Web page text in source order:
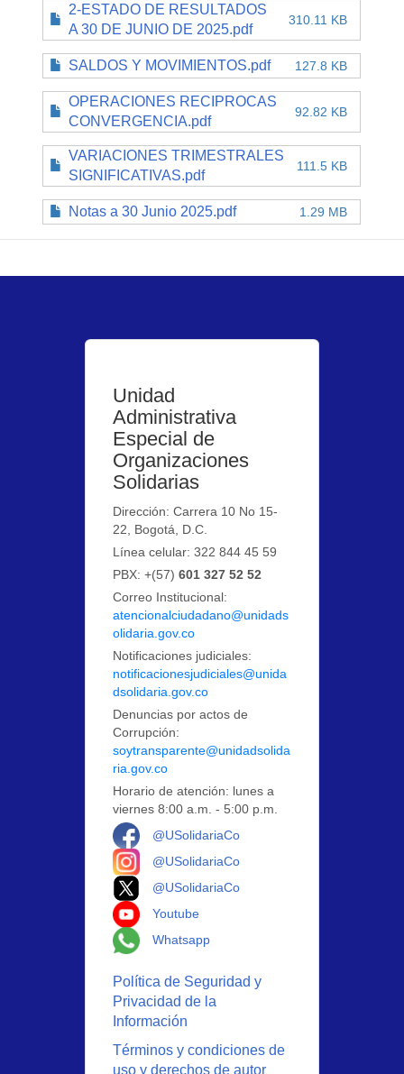
2-ESTADO DE RESULTADOS
A 30 DE JUNIO DE 2025.pdf
310.11 KB
SALDOS Y MOVIMIENTOS.pdf 127.8 KB
OPERACIONES RECIPROCAS
CONVERGENCIA.pdf
92.82 KB
VARIACIONES TRIMESTRALES
SIGNIFICATIVAS.pdf
111.5 KB
Notas a 30 Junio 2025.pdf 1.29 MB
Unidad
Administrativa
Especial de
Organizaciones
Solidarias
Dirección: Carrera 10 No 15-
22, Bogotá, D.C.
Línea celular: 322 844 45 59
PBX: +(57)601 327 52 52
Correo Institucional:
atencionalciudadano@unidads
olidaria.gov.co
Notificaciones judiciales:
notificacionesjudiciales@unida
dsolidaria.gov.co
Denuncias por actos de
Corrupción:
soytransparente@unidadsolida
ria.gov.co
Horario de atención: lunes a
viernes 8:00 a.m. - 5:00 p.m.
@USolidariaCo
@USolidariaCo
@USolidariaCo
Youtube
Whatsapp
Política de Seguridad y
Privacidad de la
Información
Términos y condiciones de
uso y derechos de autor